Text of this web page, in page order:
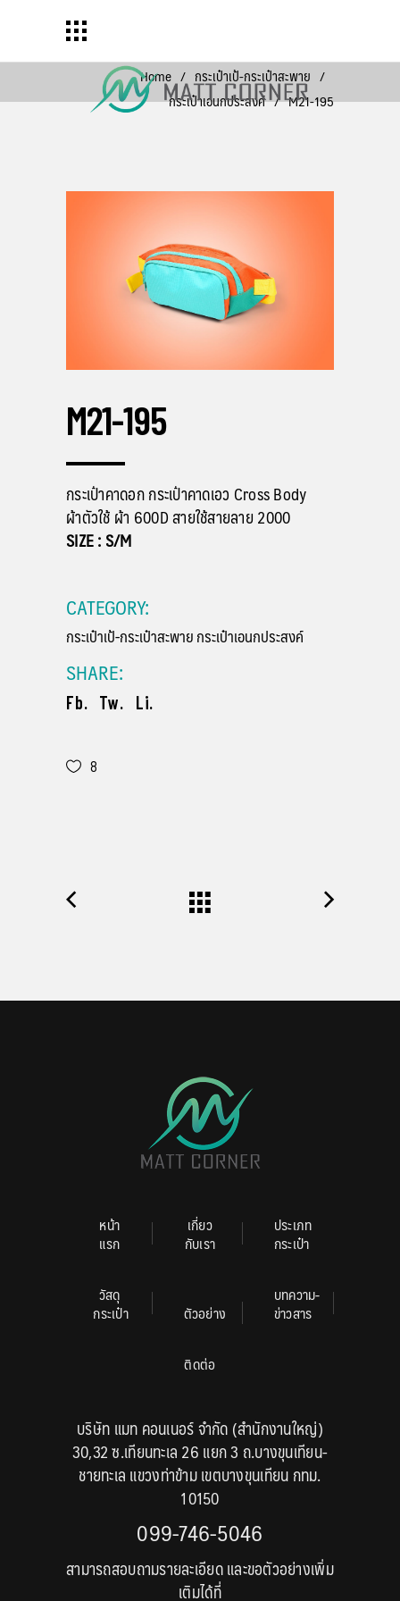
Home / กระเป๋าเป้-กระเป๋าสะพาย /
กระเป๋าเอนกประสงค์ / M21-195
M21-195
กระเป๋าคาดอก กระเป๋าคาดเอว Cross Body
ผ้าตัวใช้ ผ้า 600D สายใช้สายลาย 2000
SIZE : S/M
CATEGORY:
กระเป๋าเป้-กระเป๋าสะพายกระเป๋าเอนกประสงค์
SHARE:
Fb. Tw. Li.
8
หน้า
แรก
เกี่ยว
กับเรา
ประเภท
กระเป๋า
วัสดุ
กระเป๋า ตัวอย่าง
บทความ-
ข่าวสาร
ติดต่อ
บริษัท แมท คอนเนอร์ จำกัด (สำนักงานใหญ่)
30,32 ซ.เทียนทะเล 26 แยก 3 ถ.บางขุนเทียน-
ชายทะเล แขวงท่าข้าม เขตบางขุนเทียน กทม.
10150
099-746-5046
สามารถสอบถามรายละเอียด และขอตัวอย่างเพิ่ม
เติมได้ที่